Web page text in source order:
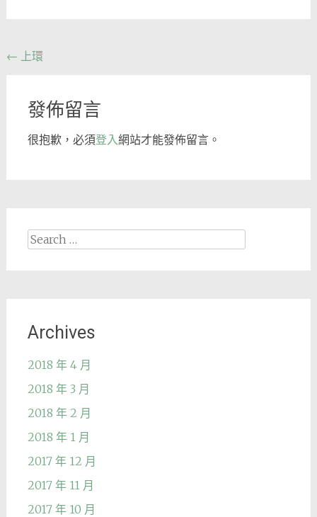
Post
← 上環
發佈留言
很抱歉，必須登入網站才能發佈留言。
Search
for:
Archives
2018 年 4 月
2018 年 3 月
2018 年 2 月
2018 年 1 月
2017 年 12 月
2017 年 11 月
2017 年 10 月